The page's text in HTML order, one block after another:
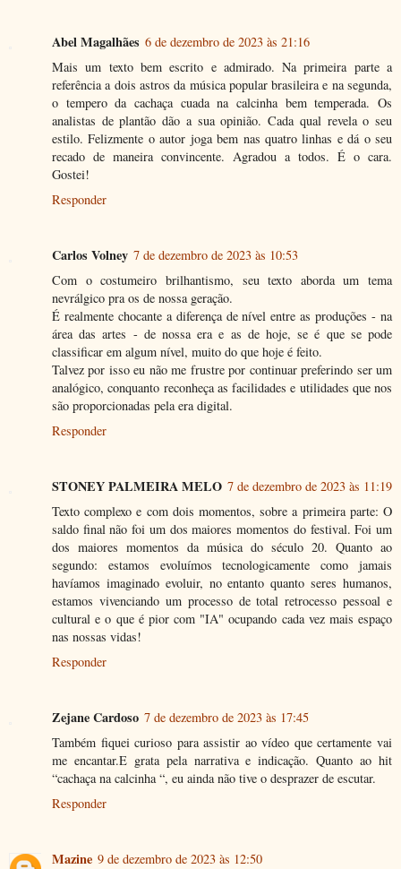
Abel Magalhães 6 de dezembro de 2023 às 21:16
Mais um texto bem escrito e admirado. Na primeira parte a
referência a dois astros da música popular brasileira e na segunda,
o tempero da cachaça cuada na calcinha bem temperada. Os
analistas de plantão dão a sua opinião. Cada qual revela o seu
estilo. Felizmente o autor joga bem nas quatro linhas e dá o seu
recado de maneira convincente. Agradou a todos. É o cara.
Gostei!
Responder
Carlos Volney 7 de dezembro de 2023 às 10:53
Com o costumeiro brilhantismo, seu texto aborda um tema
nevrálgico pra os de nossa geração.
É realmente chocante a diferença de nível entre as produções - na
área das artes - de nossa era e as de hoje, se é que se pode
classificar em algum nível, muito do que hoje é feito.
Talvez por isso eu não me frustre por continuar preferindo ser um
analógico, conquanto reconheça as facilidades e utilidades que nos
são proporcionadas pela era digital.
Responder
STONEY PALMEIRA MELO 7 de dezembro de 2023 às 11:19
Texto complexo e com dois momentos, sobre a primeira parte: O
saldo final não foi um dos maiores momentos do festival. Foi um
dos maiores momentos da música do século 20. Quanto ao
segundo: estamos evoluímos tecnologicamente como jamais
havíamos imaginado evoluir, no entanto quanto seres humanos,
estamos vivenciando um processo de total retrocesso pessoal e
cultural e o que é pior com "IA" ocupando cada vez mais espaço
nas nossas vidas!
Responder
Zejane Cardoso 7 de dezembro de 2023 às 17:45
Também fiquei curioso para assistir ao vídeo que certamente vai
me encantar.E grata pela narrativa e indicação. Quanto ao hit
“cachaça na calcinha “, eu ainda não tive o desprazer de escutar.
Responder
Mazine 9 de dezembro de 2023 às 12:50